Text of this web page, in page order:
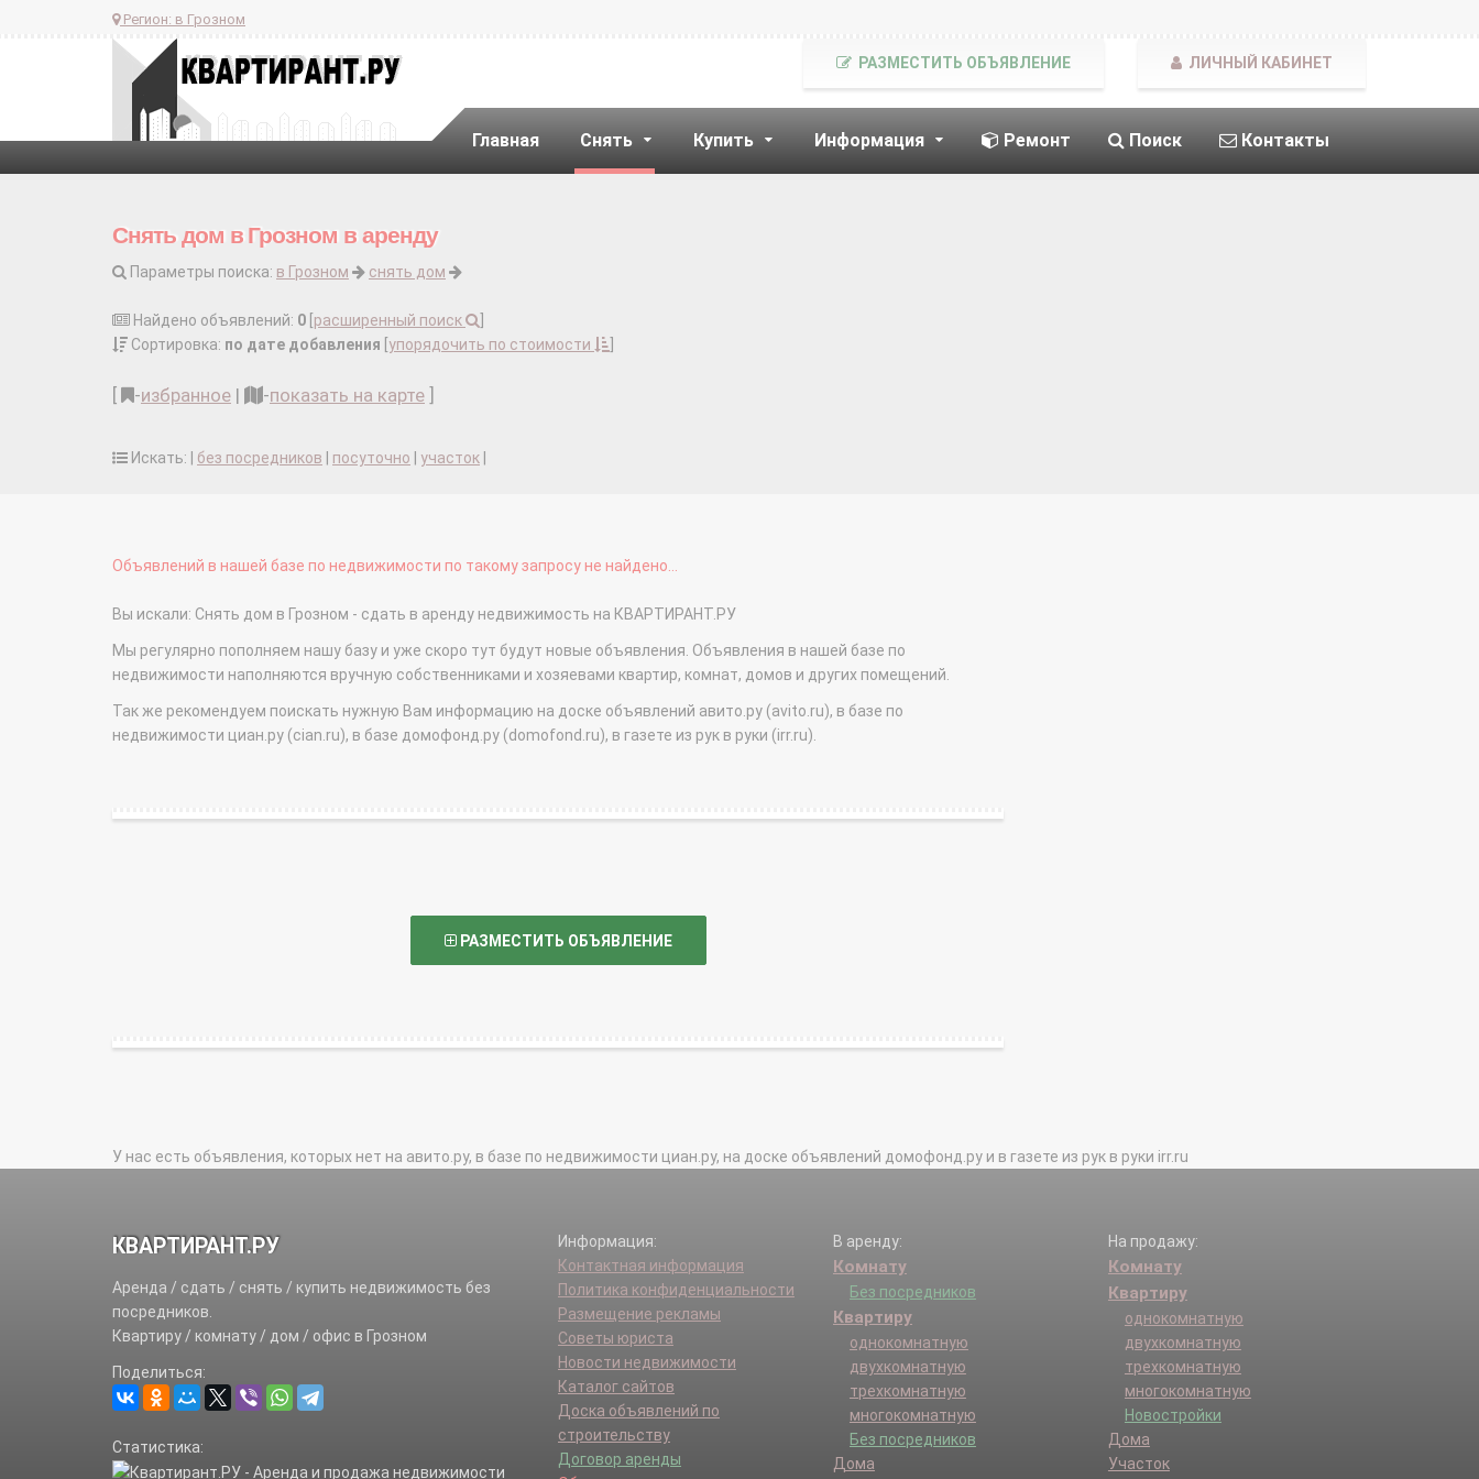
Регион: в Грозном
Главная Снять Купить Информация Ремонт Поиск Контакты
РАЗМЕСТИТЬ ОБЪЯВЛЕНИЕ ЛИЧНЫЙ КАБИНЕТ
Снять дом в Грозном в аренду
Параметры поиска: в Грозном снять дом
Найдено объявлений: 0 расширенный поиск
Сортировка: по дате добавления упорядочить по стоимости
-избранное | -показать на карте
Искать: | без посредников посуточно участок
Объявлений в нашей базе по недвижимости по такому запросу не найдено...
Вы искали: Снять дом в Грозном - сдать в аренду недвижимость на КВАРТИРАНТ.РУ
Мы регулярно пополняем нашу базу и уже скоро тут будут новые объявления. Объявления в нашей базе по
недвижимости наполняются вручную собственниками и хозяевами квартир, комнат, домов и других помещений.
Так же рекомендуем поискать нужную Вам информацию на доске объявлений авито.ру (avito.ru), в базе по
недвижимости циан.ру (cian.ru), в базе домофонд.ру (domofond.ru), в газете из рук в руки (irr.ru).
РАЗМЕСТИТЬ ОБЪЯВЛЕНИЕ
У нас есть объявления, которых нет на авито.ру, в базе по недвижимости циан.ру, на доске объявлений домофонд.ру и в газете из рук в руки irr.ru
КВАРТИРАНТ.РУ
Аренда / сдать / снять / купить недвижимость без
посредников.
Квартиру / комнату / дом / офис в Грозном
Поделиться:
Статистика:
Информация:
Контактная информация
Политика конфиденциальности
Размещение рекламы
Советы юриста
Новости недвижимости
Каталог сайтов
Доска объявлений по
строительству
Договор аренды
В аренду:
Комнату
Без посредников
Квартиру
однокомнатную
двухкомнатную
трехкомнатную
многокомнатную
Без посредников
Дома
На продажу:
Комнату
Квартиру
однокомнатную
двухкомнатную
трехкомнатную
многокомнатную
Новостройки
Дома
Участок